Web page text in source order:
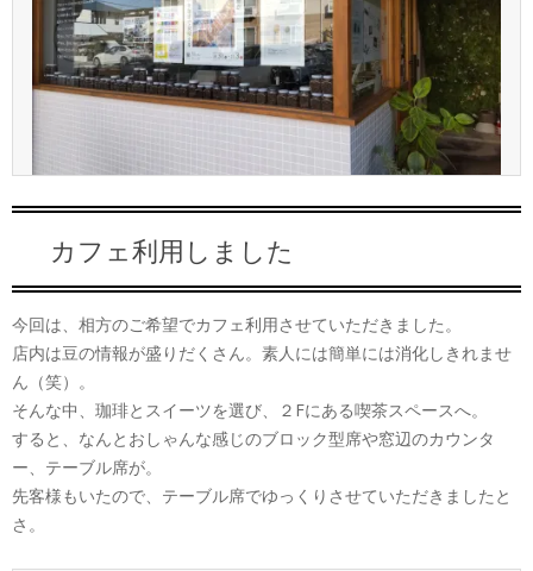
カフェ利用しました
今回は、相方のご希望でカフェ利用させていただきました。
店内は豆の情報が盛りだくさん。素人には簡単には消化しきれませ
ん（笑）。
そんな中、珈琲とスイーツを選び、２Fにある喫茶スペースへ。
すると、なんとおしゃんな感じのブロック型席や窓辺のカウンタ
ー、テーブル席が。
先客様もいたので、テーブル席でゆっくりさせていただきましたと
さ。